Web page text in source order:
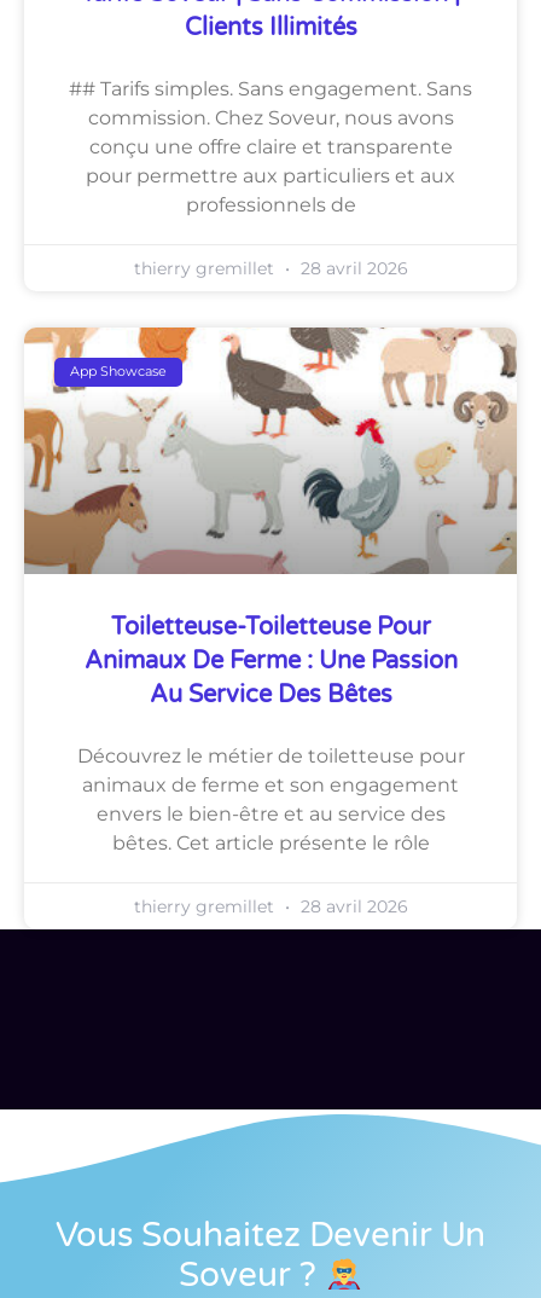
Clients Illimités
## Tarifs simples. Sans engagement. Sans
commission. Chez Soveur, nous avons
conçu une offre claire et transparente
pour permettre aux particuliers et aux
professionnels de
thierry gremillet 28 avril 2026
App Showcase
Toiletteuse-Toiletteuse Pour
Animaux De Ferme : Une Passion
Au Service Des Bêtes
Découvrez le métier de toiletteuse pour
animaux de ferme et son engagement
envers le bien-être et au service des
bêtes. Cet article présente le rôle
thierry gremillet 28 avril 2026
Vous Souhaitez Devenir Un
Soveur ?